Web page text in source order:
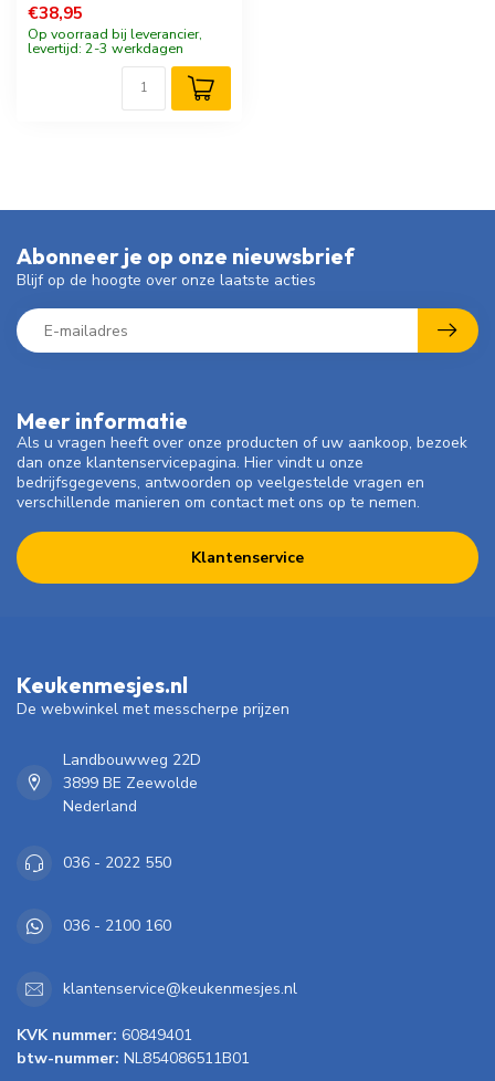
€38,95
Op voorraad bij leverancier,
levertijd: 2-3 werkdagen
Meer informatie
Als u vragen heeft over onze producten of uw aankoop, bezoek
dan onze klantenservicepagina. Hier vindt u onze
bedrijfsgegevens, antwoorden op veelgestelde vragen en
verschillende manieren om contact met ons op te nemen.
Klantenservice
Abonneer je op onze nieuwsbrief
Blijf op de hoogte over onze laatste acties
Keukenmesjes.nl
De webwinkel met messcherpe prijzen
Landbouwweg 22D
3899 BE Zeewolde
Nederland
036 - 2022 550
036 - 2100 160
klantenservice@keukenmesjes.nl
KVK nummer: 60849401
btw-nummer: NL854086511B01